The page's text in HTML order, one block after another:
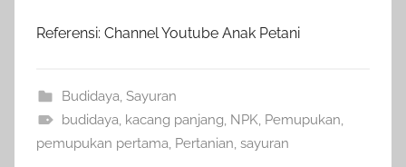
Referensi: Channel Youtube Anak Petani
Budidaya, Sayuran
budidaya, kacang panjang, NPK, Pemupukan,
pemupukan pertama, Pertanian, sayuran